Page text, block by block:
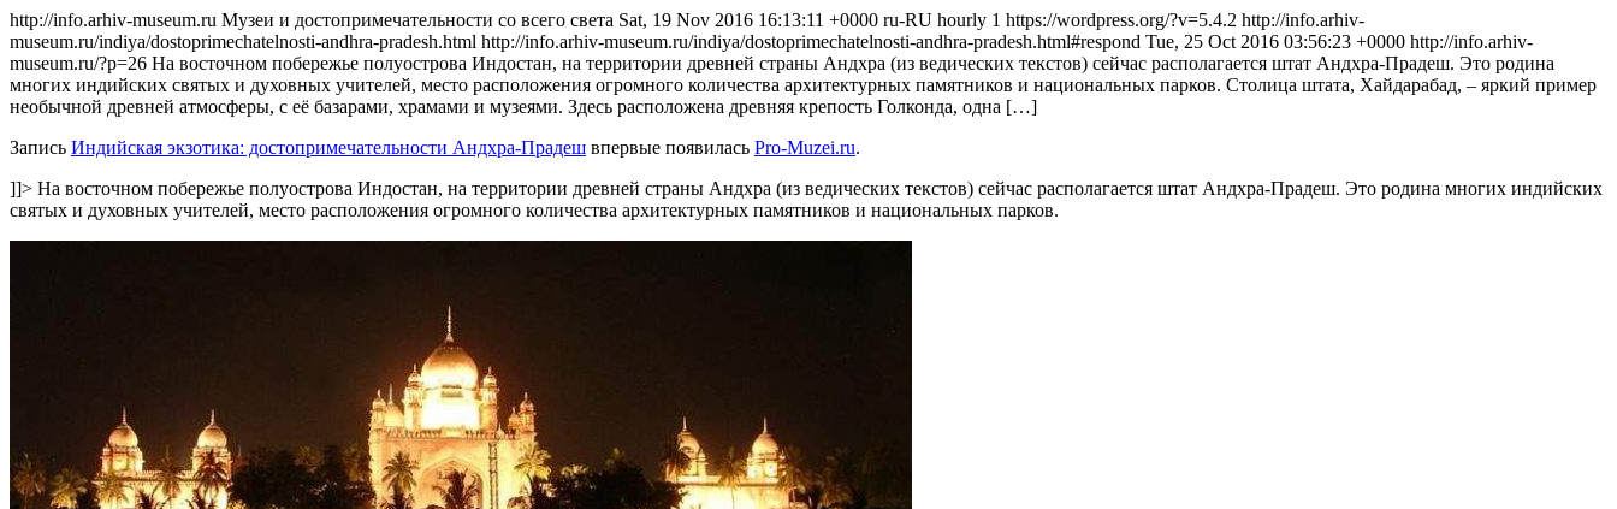
http://info.arhiv-museum.ru Музеи и достопримечательности со всего света Sat, 19 Nov 2016 16:13:11 +0000 ru-RU hourly 1 https://wordpress.org/?v=5.4.2 http://info.arhiv-
museum.ru/indiya/dostoprimechatelnosti-andhra-pradesh.html http://info.arhiv-museum.ru/indiya/dostoprimechatelnosti-andhra-pradesh.html#respond Tue, 25 Oct 2016 03:56:23 +0000 http://info.arhiv-
museum.ru/?p=26 На восточном побережье полуострова Индостан, на территории древней страны Андхра (из ведических текстов) сейчас располагается штат Андхра-Прадеш. Это родина
многих индийских святых и духовных учителей, место расположения огромного количества архитектурных памятников и национальных парков. Столица штата, Хайдарабад, – яркий пример
необычной древней атмосферы, с её базарами, храмами и музеями. Здесь расположена древняя крепость Голконда, одна […]
Запись Индийская экзотика: достопримечательности Андхра-Прадеш впервые появилась Pro-Muzei.ru.
]]> На восточном побережье полуострова Индостан, на территории древней страны Андхра (из ведических текстов) сейчас располагается штат Андхра-Прадеш. Это родина многих индийских
святых и духовных учителей, место расположения огромного количества архитектурных памятников и национальных парков.